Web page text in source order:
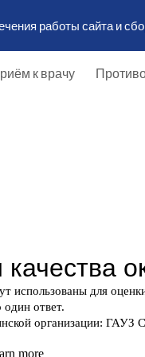
Skip to main
работы сайта и
к врачу